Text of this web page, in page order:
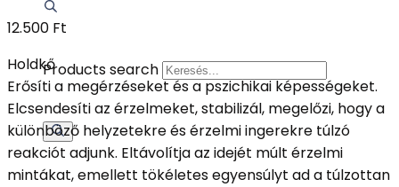
Products search
12.500 Ft
Holdkő
Erősíti a megérzéseket és a pszichikai képességeket.
Elcsendesíti az érzelmeket, stabilizál, megelőzi, hogy a
különböző helyzetekre és érzelmi ingerekre túlzó
reakciót adjunk. Eltávolítja az idejét múlt érzelmi
mintákat, emellett tökéletes egyensúlyt ad a túlzottan